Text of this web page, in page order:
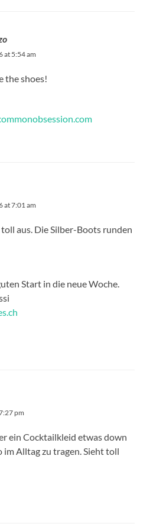
at 5:54 am
the shoes!
at 7:01 am
aus. Die Silber-Boots runden
Start in die neue Woche.
pm
ein Cocktailkleid etwas down
im Alltag zu tragen. Sieht toll